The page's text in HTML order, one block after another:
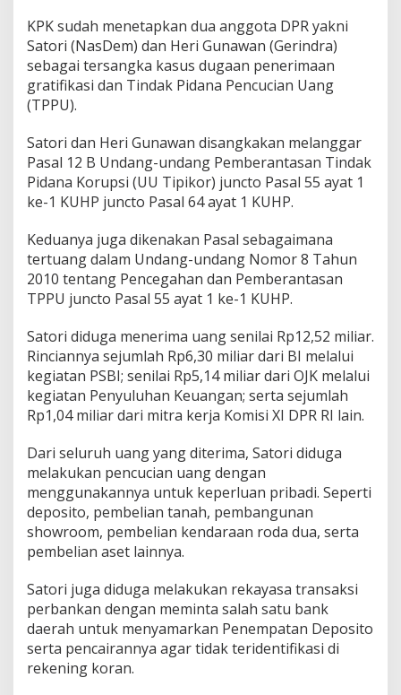
s
C
R
KPK sudah menetapkan dua anggota DPR yakni
Satori (NasDem) dan Heri Gunawan (Gerindra)
sebagai tersangka kasus dugaan penerimaan
gratifikasi dan Tindak Pidana Pencucian Uang
(TPPU).
Satori dan Heri Gunawan disangkakan melanggar
Pasal 12 B Undang-undang Pemberantasan Tindak
Pidana Korupsi (UU Tipikor) juncto Pasal 55 ayat 1
ke-1 KUHP juncto Pasal 64 ayat 1 KUHP.
Keduanya juga dikenakan Pasal sebagaimana
tertuang dalam Undang-undang Nomor 8 Tahun
2010 tentang Pencegahan dan Pemberantasan
TPPU juncto Pasal 55 ayat 1 ke-1 KUHP.
Satori diduga menerima uang senilai Rp12,52 miliar.
Rinciannya sejumlah Rp6,30 miliar dari BI melalui
kegiatan PSBI; senilai Rp5,14 miliar dari OJK melalui
kegiatan Penyuluhan Keuangan; serta sejumlah
Rp1,04 miliar dari mitra kerja Komisi XI DPR RI lain.
Dari seluruh uang yang diterima, Satori diduga
melakukan pencucian uang dengan
menggunakannya untuk keperluan pribadi. Seperti
deposito, pembelian tanah, pembangunan
showroom, pembelian kendaraan roda dua, serta
pembelian aset lainnya.
Satori juga diduga melakukan rekayasa transaksi
perbankan dengan meminta salah satu bank
daerah untuk menyamarkan Penempatan Deposito
serta pencairannya agar tidak teridentifikasi di
rekening koran.